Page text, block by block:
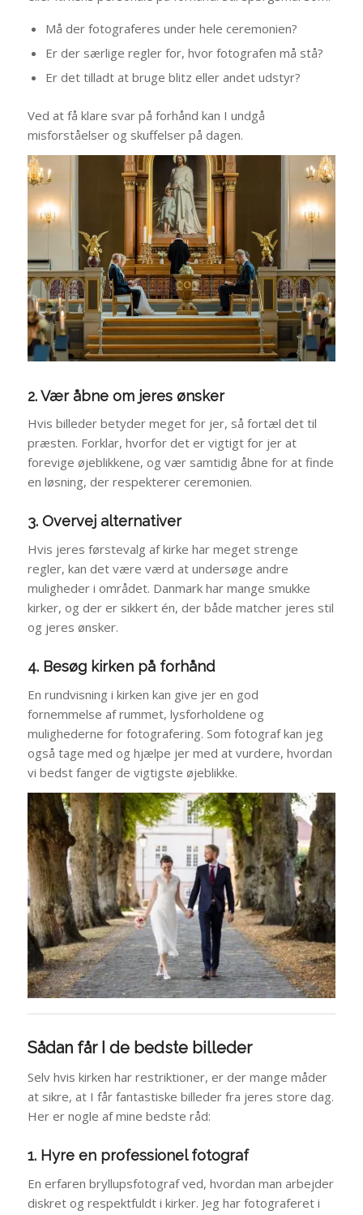
Må der fotograferes under hele ceremonien?
Er der særlige regler for, hvor fotografen må stå?
Er det tilladt at bruge blitz eller andet udstyr?
Ved at få klare svar på forhånd kan I undgå
misforståelser og skuffelser på dagen.
2. Vær åbne om jeres ønsker
Hvis billeder betyder meget for jer, så fortæl det til
præsten. Forklar, hvorfor det er vigtigt for jer at
forevige øjeblikkene, og vær samtidig åbne for at finde
en løsning, der respekterer ceremonien.
3. Overvej alternativer
Hvis jeres førstevalg af kirke har meget strenge
regler, kan det være værd at undersøge andre
muligheder i området. Danmark har mange smukke
kirker, og der er sikkert én, der både matcher jeres stil
og jeres ønsker.
4. Besøg kirken på forhånd
En rundvisning i kirken kan give jer en god
fornemmelse af rummet, lysforholdene og
mulighederne for fotografering. Som fotograf kan jeg
også tage med og hjælpe jer med at vurdere, hvordan
vi bedst fanger de vigtigste øjeblikke.
Sådan får I de bedste billeder
Selv hvis kirken har restriktioner, er der mange måder
at sikre, at I får fantastiske billeder fra jeres store dag.
Her er nogle af mine bedste råd:
1. Hyre en professionel fotograf
En erfaren bryllupsfotograf ved, hvordan man arbejder
diskret og respektfuldt i kirker. Jeg har fotograferet i